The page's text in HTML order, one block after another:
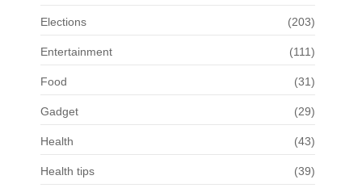
Elections (203)
Entertainment (111)
Food (31)
Gadget (29)
Health (43)
Health tips (39)